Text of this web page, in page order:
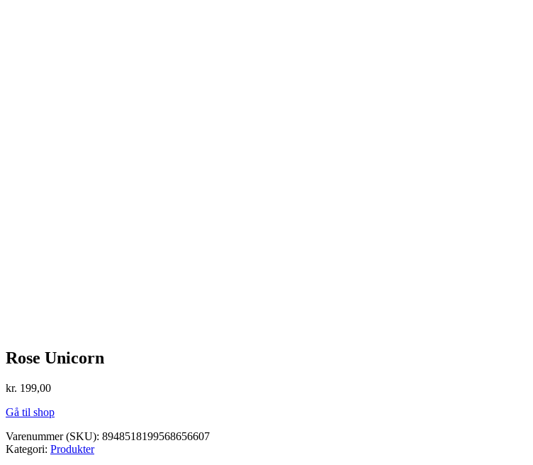
Rose Unicorn
kr. 199,00
Gå til shop
Varenummer (SKU): 8948518199568656607
Kategori: Produkter